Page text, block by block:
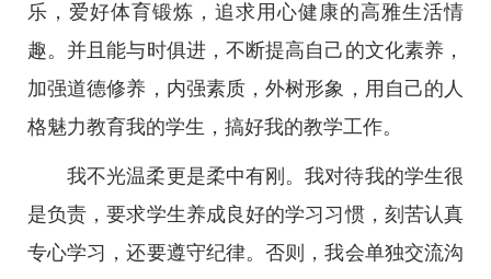
乐，爱好体育锻炼，追求用心健康的高雅生活情
趣。并且能与时俱进，不断提高自己的文化素养，
加强道德修养，内强素质，外树形象，用自己的人
格魅力教育我的学生，搞好我的教学工作。
我不光温柔更是柔中有刚。我对待我的学生很
是负责，要求学生养成良好的学习习惯，刻苦认真
专心学习，还要遵守纪律。否则，我会单独交流沟